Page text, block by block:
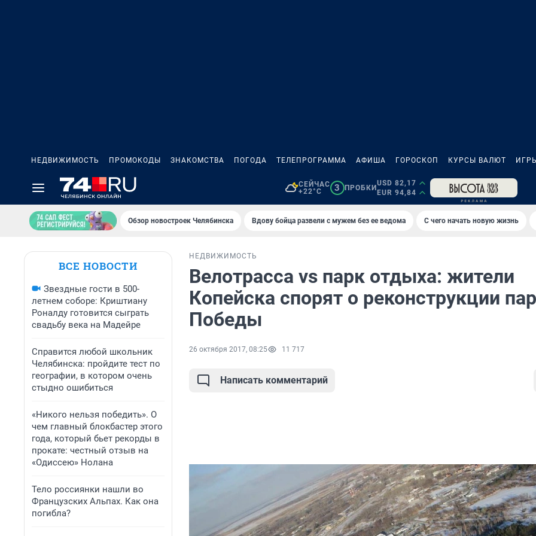
НЕДВИЖИМОСТЬ ПРОМОКОДЫ ЗНАКОМСТВА ПОГОДА ТЕЛЕПРОГРАММА АФИША ГОРОСКОП КУРСЫ ВАЛЮТ
СЕЙЧАС
+22°C
3 ПРОБКИ
USD 82,17
EUR 94,84
Обзор новостроек Челябинска Вдову бойца развели с мужем без ее ведома С чего начать новую жизнь
ВСЕ НОВОСТИ
Звездные гости в 500-
летнем соборе: Криштиану
Роналду готовится сыграть
свадьбу века на Мадейре
Справится любой школьник
Челябинска: пройдите тест по
географии, в котором очень
стыдно ошибиться
«Никого нельзя победить». О
чем главный блокбастер этого
года, который бьет рекорды в
прокате: честный отзыв на
«Одиссею» Нолана
Тело россиянки нашли во
Французских Альпах. Как она
погибла?
НЕДВИЖИМОСТЬ
Велотрасса vs парк отдыха: жители
Копейска спорят о реконструкции
Победы
26 октября 2017, 08:25 11 717
Написать комментарий